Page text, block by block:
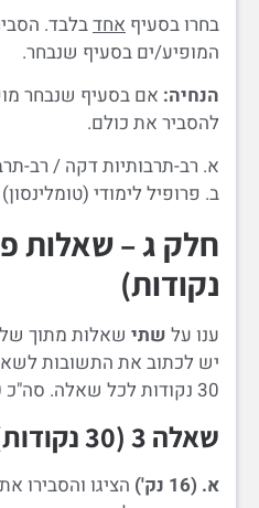
בחרו בסעיף אחדבלבד.
המופיע/ים בסעיף שנבחר.
הנחיה: אם בסעיף שנבחר
להסביר את כולם.
א. רב-תרבותיות דקה / רב-
ב. פרופיל לימודי (טומלינסון)
נקודות)
ענו על שתי שאלות מתוך
יש לכתוב את התשובות
30 נקודות לכל שאלה. סה"כ 60 נקודות לחלק זה.
שאלה 3 (30 נקודות)
א. (16 נק')
הציגו והסבירו